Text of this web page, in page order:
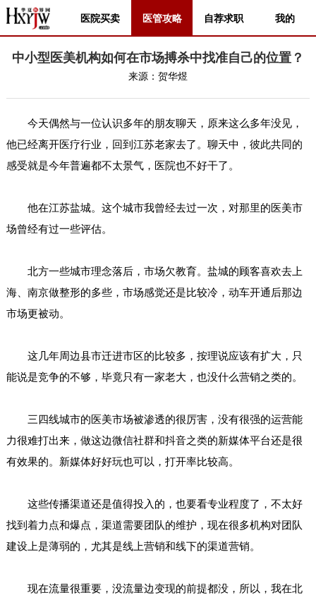
医院买卖 医管攻略 自荐求职 我的
中小型医美机构如何在市场搏杀中找准自己的位置？
来源： 贺华煜
今天偶然与一位认识多年的朋友聊天，原来这么多年没见，
他已经离开医疗行业，回到江苏老家去了。聊天中，彼此共同的
感受就是今年普遍都不太景气，医院也不好干了。
他在江苏盐城。这个城市我曾经去过一次，对那里的医美市
场曾经有过一些评估。
北方一些城市理念落后，市场欠教育。盐城的顾客喜欢去上
海、南京做整形的多些，市场感觉还是比较冷，动车开通后那边
市场更被动。
这几年周边县市迁进市区的比较多，按理说应该有扩大，只
能说是竞争的不够，毕竟只有一家老大，也没什么营销之类的。
三四线城市的医美市场被渗透的很厉害，没有很强的运营能
力很难打出来，做这边微信社群和抖音之类的新媒体平台还是很
有效果的。新媒体好好玩也可以，打开率比较高。
这些传播渠道还是值得投入的，也要看专业程度了，不太好
找到着力点和爆点，渠道需要团队的维护，现在很多机构对团队
建设上是薄弱的，尤其是线上营销和线下的渠道营销。
现在流量很重要，没流量边变现的前提都没，所以，我在北